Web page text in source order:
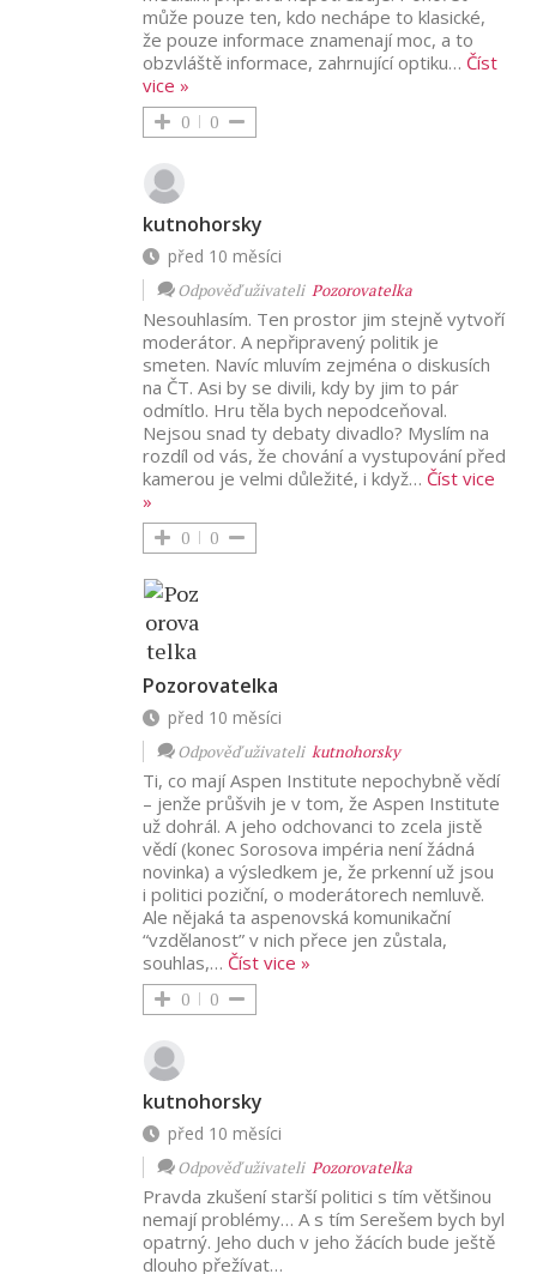
může pouze ten, kdo nechápe to klasické,
že pouze informace znamenají moc, a to
obzvláště informace, zahrnující optiku… Číst
vice »
0 0
kutnohorsky
před 10 měsíci
Odpověď uživateli Pozorovatelka
Nesouhlasím. Ten prostor jim stejně vytvoří
moderátor. A nepřipravený politik je
smeten. Navíc mluvím zejména o diskusích
na ČT. Asi by se divili, kdy by jim to pár
odmítlo. Hru těla bych nepodceňoval.
Nejsou snad ty debaty divadlo? Myslím na
rozdíl od vás, že chování a vystupování před
kamerou je velmi důležité, i když… Číst vice
»
0 0
Pozorovatelka
před 10 měsíci
Odpověď uživateli kutnohorsky
Ti, co mají Aspen Institute nepochybně vědí
– jenže průšvih je v tom, že Aspen Institute
už dohrál. A jeho odchovanci to zcela jistě
vědí (konec Sorosova impéria není žádná
novinka) a výsledkem je, že prkenní už jsou
i politici poziční, o moderátorech nemluvě.
Ale nějaká ta aspenovská komunikační
“vzdělanost” v nich přece jen zůstala,
souhlas,… Číst vice »
0 0
kutnohorsky
před 10 měsíci
Odpověď uživateli Pozorovatelka
Pravda zkušení starší politici s tím většinou
nemají problémy… A s tím Serešem bych byl
opatrný. Jeho duch v jeho žácích bude ještě
dlouho přežívat…